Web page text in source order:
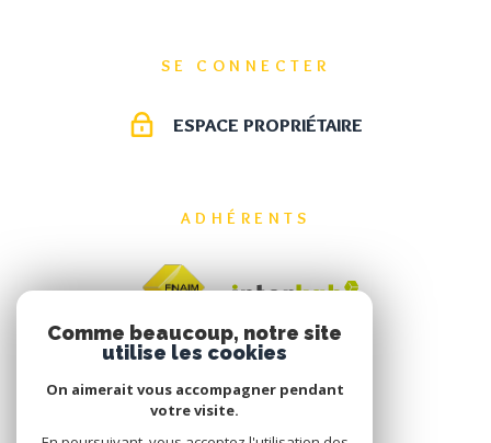
SE CONNECTER
ESPACE PROPRIÉTAIRE
ADHÉRENTS
Comme beaucoup, notre site
utilise les cookies
On aimerait vous accompagner pendant
votre visite.